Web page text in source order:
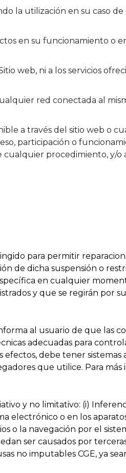
la utilización en su caso de
en su funcionamiento o
web, ni a los servicios
red conectada al
a través del sitio web o
participación o
procedimiento, y/o
para permitir
de dicha suspensión o
en cualquier
y que se regirán por
al usuario de que las
adecuadas para
efectos, debe tener
que utilice. Para
y no limitativo: (i)
electrónico o en los
o la navegación por el
ser causados por
no imputables CGE, ya